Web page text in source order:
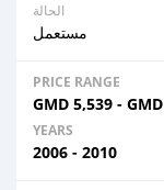
الحالة
مستعمل
PRICE RANGE
GMD 5,539 - GMD
YEARS
2006 - 2010